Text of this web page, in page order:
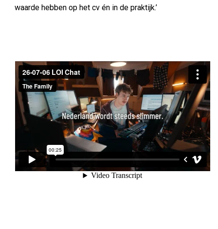
waarde hebben op het cv én in de praktijk.’